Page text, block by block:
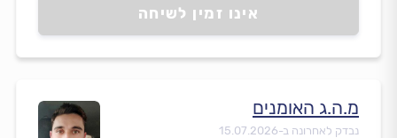
אינו זמין לשיחה
מ.ה.ג האומנים
נבדק לאחרונה ב-15.07.2026